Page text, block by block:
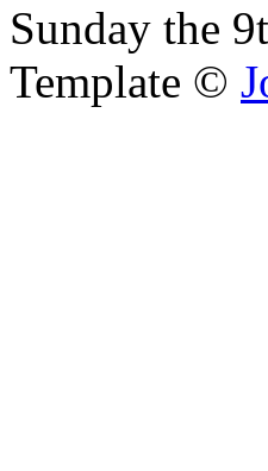
Sunday the
Template ©